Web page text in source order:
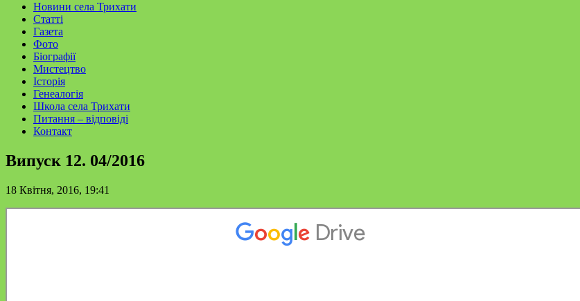
Новини села Трихати
Статті
Газета
Фото
Біографії
Мистецтво
Історія
Генеалогія
Школа села Трихати
Питання – відповіді
Контакт
Випуск 12. 04/2016
18 Квітня, 2016, 19:41